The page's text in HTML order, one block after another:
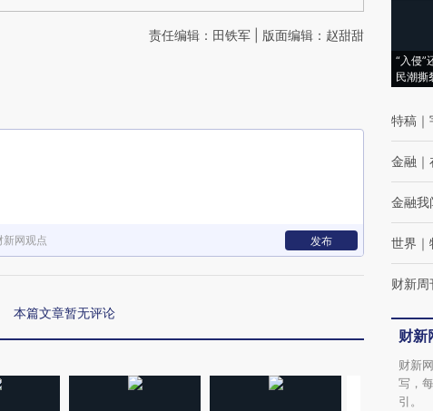
责任编辑：田铁军 | 版面编辑：赵甜甜
新网观点 发布
本篇文章暂无评论
“入侵”
民潮撕
特稿 ｜
金融 ｜
金融我
世界 ｜
财新周
财新
财新
写，
引。